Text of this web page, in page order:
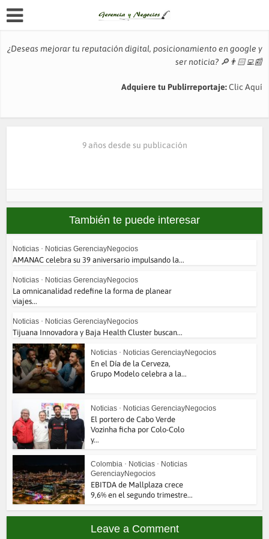
¿Deseas mejorar tu reputación digital, posicionamiento en google y
ser noticia? 🔎👨🏻‍💻📰
Adquiere tu Publirreportaje:Clic Aquí
9 años desde su publicación
También te puede interesar
Noticias • Noticias GerenciayNegocios
AMANAC celebra su 39 aniversario impulsando la...
Noticias • Noticias GerenciayNegocios
La omnicanalidad redefine la forma de planear
viajes...
Noticias • Noticias GerenciayNegocios
Tijuana Innovadora y Baja Health Cluster buscan...
Noticias • Noticias GerenciayNegocios
En el Día de la Cerveza,
Grupo Modelo celebra a la...
Noticias • Noticias GerenciayNegocios
El portero de Cabo Verde
Vozinha ficha por Colo-Colo
y...
Colombia • Noticias • Noticias
GerenciayNegocios
EBITDA de Mallplaza crece
9,6% en el segundo trimestre...
Leave a Comment